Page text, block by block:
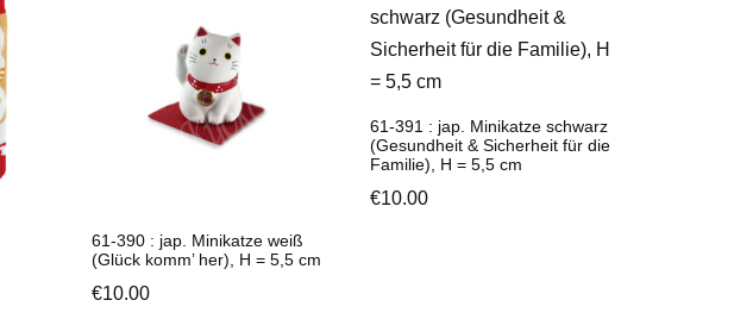
61-390 : jap. Minikatze weiß
(Glück komm’ her), H = 5,5 cm
€10.00
61-391 : jap. Minikatze schwarz
(Gesundheit & Sicherheit für die
Familie), H = 5,5 cm
€10.00